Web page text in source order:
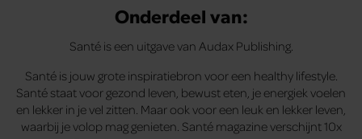
Onderdeel van:
Santé is een uitgave van Audax Publishing.
Santé is jouw grote inspiratiebron voor een healthy lifestyle.
Santé staat voor gezond leven, bewust eten, je energiek voelen
en lekker in je vel zitten. Maar ook voor een leuk en lekker leven,
waarbij je volop mag genieten. Santé magazine verschijnt 10x